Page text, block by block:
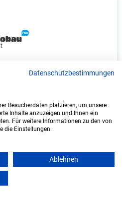
(B.A.) am
Erft Bauzentrum
GmbH & Co. KG
Datenschutzbestimmungen
Besucherdaten platzieren, um unsere
Inhalte anzuzeigen und Ihnen ein
Für weitere Informationen zu den von
die Einstellungen.
Ablehnen